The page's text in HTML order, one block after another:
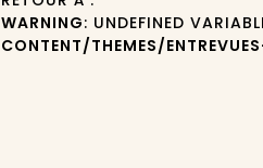
WARNING: UNDEFINED
CONTENT/THEMES/